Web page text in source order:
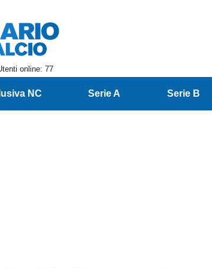
online: 77
NC Serie A Serie B